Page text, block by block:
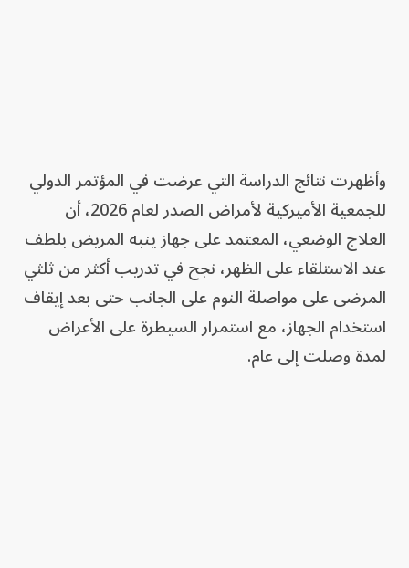
وأظهرت نتائج الدراسة التي عرضت في المؤتمر الدولي
للجمعية الأميركية لأمراض الصدر لعام 2026، أن
العلاج الوضعي، المعتمد على جهاز ينبه المريض بلطف
عند الاستلقاء على الظهر، نجح في تدريب أكثر من ثلثي
المرضى على مواصلة النوم على الجانب حتى بعد إيقاف
استخدام الجهاز، مع استمرار السيطرة على الأعراض
لمدة وصلت إلى عام.